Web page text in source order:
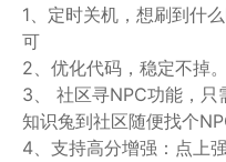
1、定时关机，想刷到什
可
2、优化代码，稳定不掉
3、 社区寻NPC功能，只
知识兔到社区随便找个
4、支持高分增强：点上